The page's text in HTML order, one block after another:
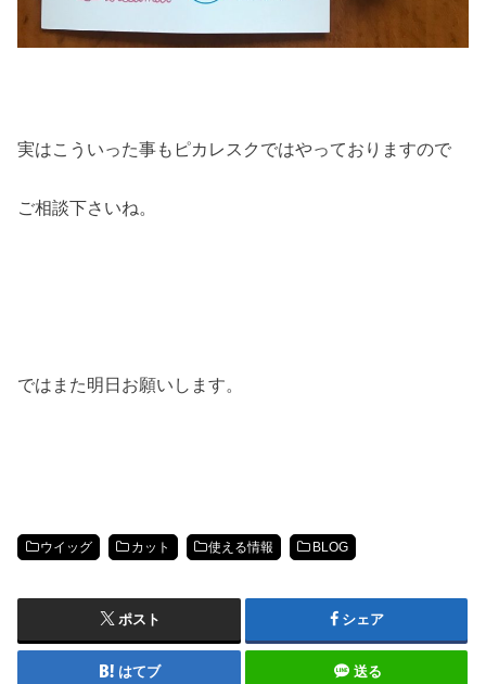
実はこういった事もピカレスクではやっておりますので
ご相談下さいね。
ではまた明日お願いします。
ウイッグ カット 使える情報 BLOG
ポスト シェア
はてブ 送る